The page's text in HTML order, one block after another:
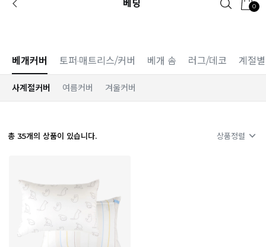
[공식몰 단독] 앱 다운받고
베딩 0
베개커버 토퍼·매트리스/커버 베개 솜 러그/데코 계절별
사계절커버 여름커버 겨울커버
총 35개의 상품이 있습니다. 상품정렬